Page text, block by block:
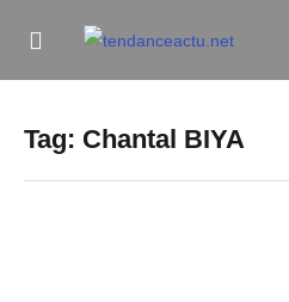
Tag: Chantal BIYA